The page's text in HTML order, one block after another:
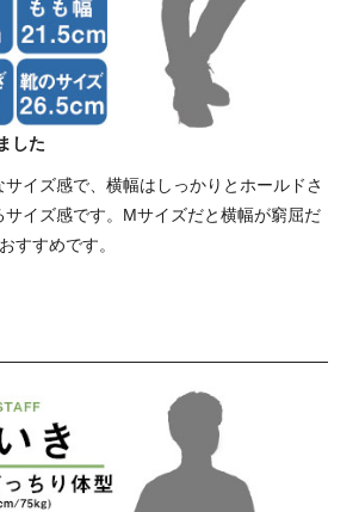
した
イズ感で、横幅はしっかりとホールドさ
イズ感です。Mサイズだと横幅が窮屈だ
すすめです。